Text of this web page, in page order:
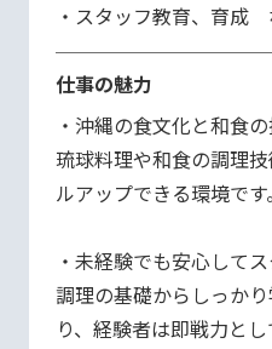
・スタッフ教育、育成
仕事の魅力
・沖縄の食文化と和食
琉球料理や和食の調理
ルアップできる環境です。
・未経験でも安心して
調理の基礎からしっか
り、経験者は即戦力とし